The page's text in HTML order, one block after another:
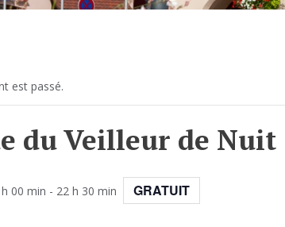
est passé.
du Veilleur de Nuit
00 min - 22 h 30 min GRATUIT